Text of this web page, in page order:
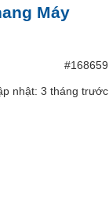
Máy
#168659
nhật: 3 tháng trước